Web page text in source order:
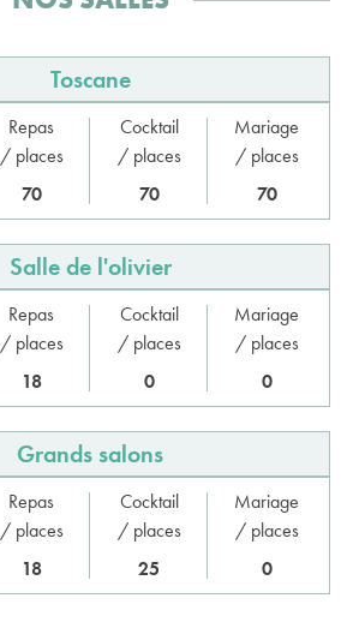
Toscane
Repas
/ places
70
Cocktail
/ places
70
Mariage
/ places
70
Salle de l'olivier
Repas
/ places
18
Cocktail
/ places
0
Mariage
/ places
0
Grands salons
Repas
/ places
18
Cocktail
/ places
25
Mariage
/ places
0